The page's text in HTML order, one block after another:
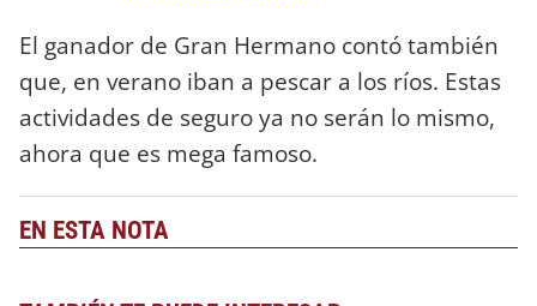
El ganador de Gran Hermano contó también
que, en verano iban a pescar a los ríos. Estas
actividades de seguro ya no serán lo mismo,
ahora que es mega famoso.
EN ESTA NOTA